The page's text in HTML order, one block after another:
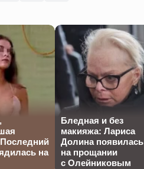
на
Бледная и без
макияжа: Лариса
Долина появилась
на прощании
с Олейниковым